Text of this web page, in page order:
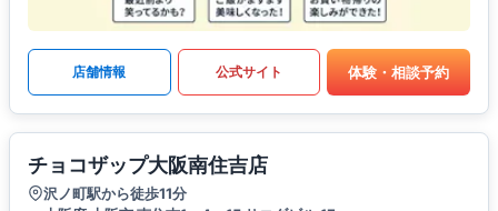
店舗情報 公式サイト 体験・相談予約
チョコザップ大阪南住吉店
沢ノ町駅から徒歩11分